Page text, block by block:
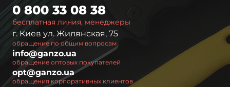
бесплатная линия, менеджеры
0 800 33 08 38
г. Киев ул. Жилянская, 75
обращение по общим вопросам
info@ganzo.ua
обращение оптовых покупателей
opt@ganzo.ua
обращения корпоративных клиентов